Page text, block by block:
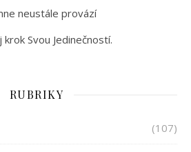
neustále provází
Svou Jedinečností.
RUBRIKY
(107)